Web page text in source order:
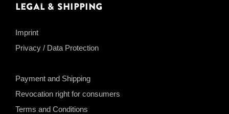
Legal & Shipping
Imprint
Privacy / Data Protection
Payment and Shipping
Revocation right for consumers
Terms and Conditions